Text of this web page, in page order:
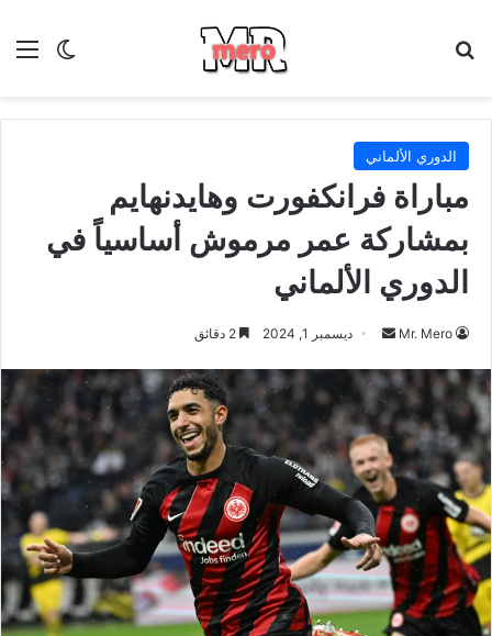
الوضع
الدوري الألماني
مباراة فرانكفورت وهايدنهايم
بمشاركة عمر مرموش أساسياً في
الدوري الألماني
Mr. Mero
أرسل
إلكترونيا
ديسمبر 1, 2024